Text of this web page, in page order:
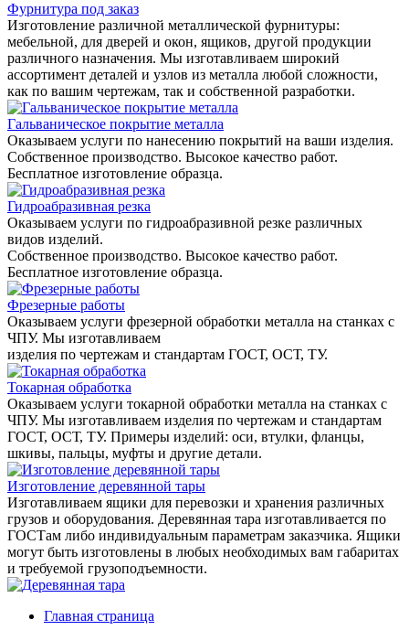
Фурнитура под заказ
Изготовление различной металлической фурнитуры:
мебельной, для дверей и окон, ящиков, другой продукции
различного назначения. Мы изготавливаем широкий
ассортимент деталей и узлов из металла любой сложности,
как по вашим чертежам, так и собственной разработки.
Гальваническое покрытие металла
Оказываем услуги по нанесению покрытий на ваши изделия.
Собственное производство. Высокое качество работ.
Бесплатное изготовление образца.
Гидроабразивная резка
Оказываем услуги по гидроабразивной резке различных
видов изделий.
Собственное производство. Высокое качество работ.
Бесплатное изготовление образца.
Фрезерные работы
Оказываем услуги фрезерной обработки металла на станках с
ЧПУ. Мы изготавливаем
изделия по чертежам и стандартам ГОСТ, ОСТ, ТУ.
Токарная обработка
Оказываем услуги токарной обработки металла на станках с
ЧПУ. Мы изготавливаем изделия по чертежам и стандартам
ГОСТ, ОСТ, ТУ. Примеры изделий: оси, втулки, фланцы,
шкивы, пальцы, муфты и другие детали.
Изготовление деревянной тары
Изготавливаем ящики для перевозки и хранения различных
грузов и оборудования. Деревянная тара изготавливается по
ГОСТам либо индивидуальным параметрам заказчика. Ящики
могут быть изготовлены в любых необходимых вам габаритах
и требуемой грузоподъемности.
Главная страница